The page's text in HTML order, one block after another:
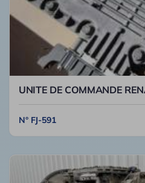
UNITE DE COMMANDE
N° FJ-591